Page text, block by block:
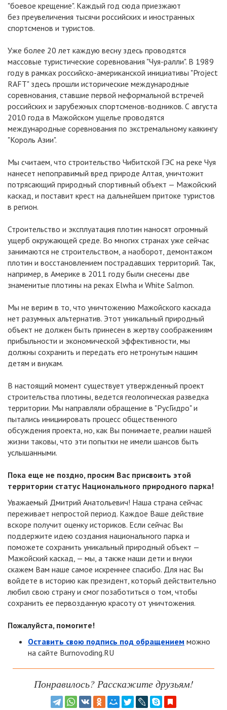
"боевое крещение". Каждый год сюда приезжают
без преувеличения тысячи российских и иностранных
спортсменов и туристов.
Уже более 20 лет каждую весну здесь проводятся
массовые туристические соревнования "Чуя-ралли". В 1989
году в рамках российско-американской инициативы "Project
RAFT" здесь прошли исторические международные
соревнования, ставшие первой неформальной встречей
российских и зарубежных спортсменов-водников. С августа
2010 года в Мажойском ущелье проводятся
международные соревнования по экстремальному каякингу
"Король Азии".
Мы считаем, что строительство Чибитской ГЭС на реке Чуя
нанесет непоправимый вред природе Алтая, уничтожит
потрясающий природный спортивный объект — Мажойский
каскад, и поставит крест на дальнейшем притоке туристов
в регион.
Строительство и эксплуатация плотин наносят огромный
ущерб окружающей среде. Во многих странах уже сейчас
занимаются не строительством, а наоборот, демонтажом
плотин и восстановлением пострадавших территорий. Так,
например, в Америке в 2011 году были снесены две
знаменитые плотины на реках Elwha и White Salmon.
Мы не верим в то, что уничтожению Мажойского каскада
нет разумных альтернатив. Этот уникальный природный
объект не должен быть принесен в жертву соображениям
прибыльности и экономической эффективности, мы
должны сохранить и передать его нетронутым нашим
детям и внукам.
В настоящий момент существует утвержденный проект
строительства плотины, ведется геологическая разведка
территории. Мы направляли обращение в "РусГидро" и
пытались инициировать процесс общественного
обсуждения проекта, но, как Вы понимаете, реалии нашей
жизни таковы, что эти попытки не имели шансов быть
услышанными.
Пока еще не поздно, просим Вас присвоить этой
территории статус Национального природного парка!
Уважаемый Дмитрий Анатольевич! Наша страна сейчас
переживает непростой период. Каждое Ваше действие
вскоре получит оценку историков. Если сейчас Вы
поддержите идею создания национального парка и
поможете сохранить уникальный природный объект —
Мажойский каскад, — мы, а также наши дети и внуки
скажем Вам наше самое искреннее спасибо. Для нас Вы
войдете в историю как президент, который действительно
любил свою страну и смог позаботиться о том, чтобы
сохранить ее первозданную красоту от уничтожения.
Пожалуйста, помогите!
Оставить свою подпись под обращением можно
на сайте Burnovoding.RU
Понравилось? Расскажите друзьям!